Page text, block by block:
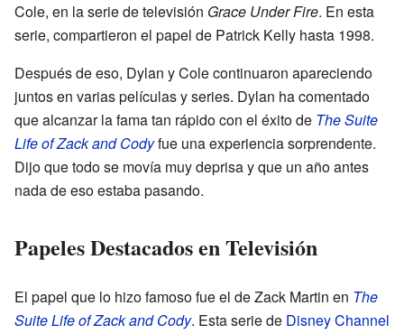
Cole, en la serie de televisión Grace Under Fire. En esta
serie, compartieron el papel de Patrick Kelly hasta 1998.
Después de eso, Dylan y Cole continuaron apareciendo
juntos en varias películas y series. Dylan ha comentado
que alcanzar la fama tan rápido con el éxito de The Suite
Life of Zack and Codyfue una experiencia sorprendente.
Dijo que todo se movía muy deprisa y que un año antes
nada de eso estaba pasando.
Papeles Destacados en Televisión
El papel que lo hizo famoso fue el de Zack Martin en The
Suite Life of Zack and Cody. Esta serie de Disney Channel